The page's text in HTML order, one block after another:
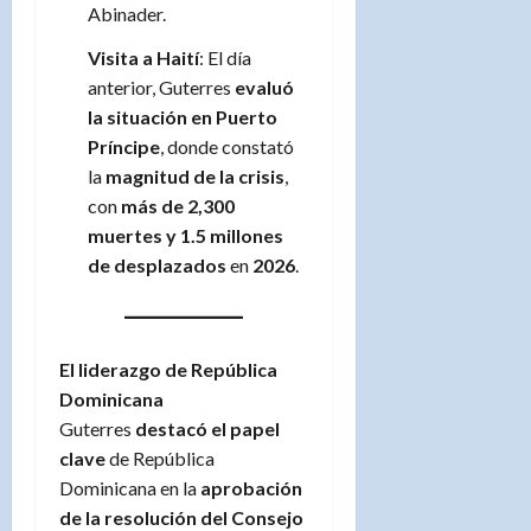
Abinader.
Visita a Haití: El día
anterior, Guterres evaluó
la situación en Puerto
Príncipe, donde constató
la magnitud de la crisis,
con más de 2,300
muertes y 1.5 millones
de desplazados en 2026.
El liderazgo de República
Dominicana
Guterres destacó el papel
clavede República
Dominicana en la aprobación
de la resolución del Consejo